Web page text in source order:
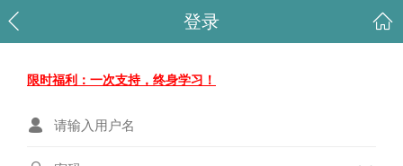
登录
限时福利：一次支持，终身学习！